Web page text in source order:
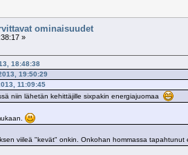
ominaisuudet
»
18:48:38
19:50:29
11:09:45
niin lähetän kehittäjille sixpakin energiajuomaa
viileä "kevät" onkin. Onkohan hommassa